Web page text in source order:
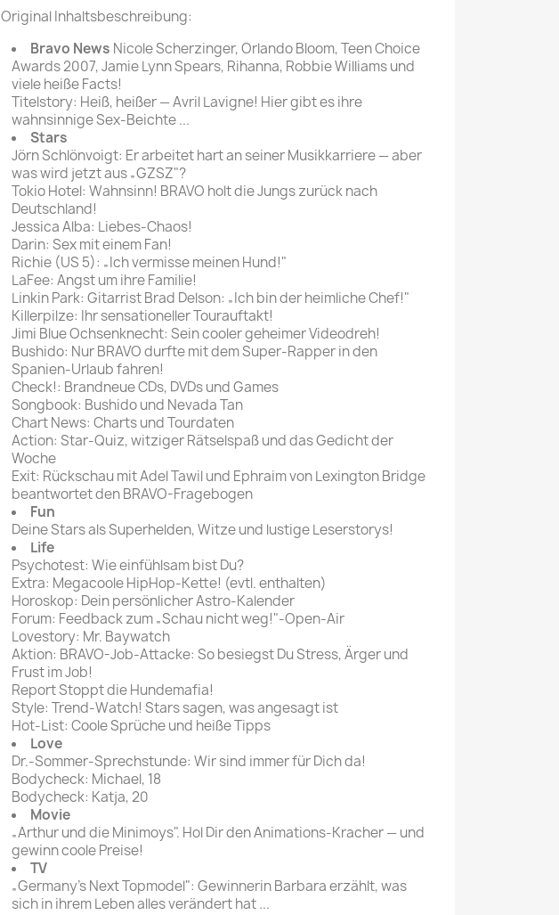
Bildzeitung
Frankfurter Allgemeine
Magazin
Frankfurter Illustrierte
Original Inhaltsbeschreibung:
Bravo News Nicole Scherzinger, Orlando Bloom, Teen Choice
Awards 2007, Jamie Lynn Spears, Rihanna, Robbie Williams und
viele heiße Facts!
Titelstory: Heiß, heißer — Avril Lavigne! Hier gibt es ihre
wahnsinnige Sex-Beichte ...
Stars
Jörn Schlönvoigt: Er arbeitet hart an seiner Musikkarriere — aber
was wird jetzt aus „GZSZ"?
Tokio Hotel: Wahnsinn! BRAVO holt die Jungs zurück nach
Deutschland!
Jessica Alba: Liebes-Chaos!
Darin: Sex mit einem Fan!
Richie (US 5): „Ich vermisse meinen Hund!"
LaFee: Angst um ihre Familie!
Linkin Park: Gitarrist Brad Delson: „Ich bin der heimliche Chef!"
Killerpilze: Ihr sensationeller Tourauftakt!
Jimi Blue Ochsenknecht: Sein cooler geheimer Videodreh!
Bushido: Nur BRAVO durfte mit dem Super-Rapper in den
Spanien-Urlaub fahren!
Check!: Brandneue CDs, DVDs und Games
Songbook: Bushido und Nevada Tan
Chart News: Charts und Tourdaten
Action: Star-Quiz, witziger Rätselspaß und das Gedicht der
Woche
Exit: Rückschau mit Adel Tawil und Ephraim von Lexington Bridge
beantwortet den BRAVO-Fragebogen
Fun
Deine Stars als Superhelden, Witze und lustige Leserstorys!
Life
Psychotest: Wie einfühlsam bist Du?
Extra: Megacoole HipHop-Kette! (evtl. enthalten)
Horoskop: Dein persönlicher Astro-Kalender
Forum: Feedback zum „Schau nicht weg!"-Open-Air
Lovestory: Mr. Baywatch
Aktion: BRAVO-Job-Attacke: So besiegst Du Stress, Ärger und
Frust im Job!
Report Stoppt die Hundemafia!
Style: Trend-Watch! Stars sagen, was angesagt ist
Hot-List: Coole Sprüche und heiße Tipps
Love
Dr.-Sommer-Sprechstunde: Wir sind immer für Dich da!
Bodycheck: Michael, 18
Bodycheck: Katja, 20
Movie
„Arthur und die Minimoys". Hol Dir den Animations-Kracher — und
gewinn coole Preise!
TV
„Germany's Next Topmodel": Gewinnerin Barbara erzählt, was
sich in ihrem Leben alles verändert hat ...